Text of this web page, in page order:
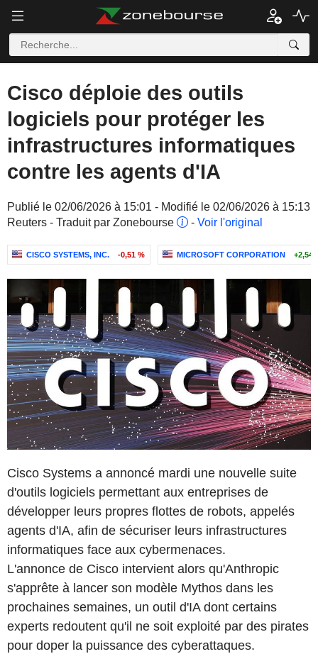
Cisco déploie des outils
logiciels pour protéger les
infrastructures informatiques
contre les agents d'IA
Publié le 02/06/2026 à 15:01 - Modifié le 02/06/2026 à 15:13
Reuters - Traduit par Zonebourse
- Voir l'original
CISCO SYSTEMS, INC. -0,51 % MICROSOFT CORPORATION +2,54
Cisco Systems a annoncé mardi une nouvelle suite
d'outils logiciels permettant aux entreprises de
développer leurs propres flottes de robots, appelés
agents d'IA, afin de sécuriser leurs infrastructures
informatiques face aux cybermenaces.
L'annonce de Cisco intervient alors qu'Anthropic
s'apprête à lancer son modèle Mythos dans les
prochaines semaines, un outil d'IA dont certains
experts redoutent qu'il ne soit exploité par des pirates
pour doper la puissance des cyberattaques.